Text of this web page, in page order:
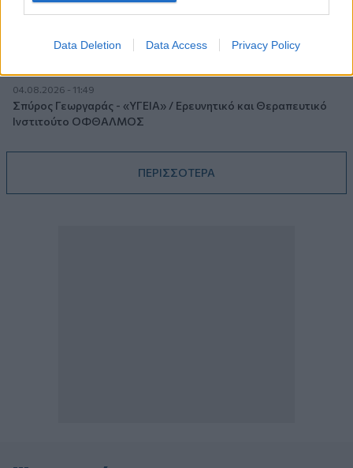
Data Deletion Data Access Privacy Policy
04.08.2026 - 12:40
υπηρεσίες - Κέρδη €252 εκατ. (+7%) και ROTE 18.8% στο
04.08.2026 - 11:49
Σπύρος Γεωργαράς - «ΥΓΕΙΑ» / Ερευνητικό και Θεραπευτικό
Ινστιτούτο ΟΦΘΑΛΜΟΣ
ΠΕΡΙΣΣΟΤΕΡΑ